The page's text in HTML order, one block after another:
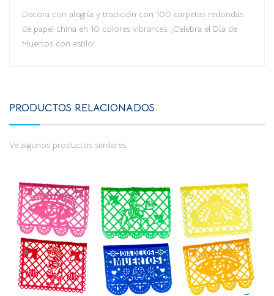
Decora con alegría y tradición con 100 carpetas redondas
de papel china en 10 colores vibrantes. ¡Celebra el Día de
Muertos con estilo!
PRODUCTOS RELACIONADOS
Ve algunos productos similares